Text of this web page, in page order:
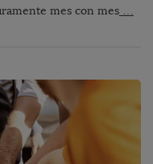
mes con mes …